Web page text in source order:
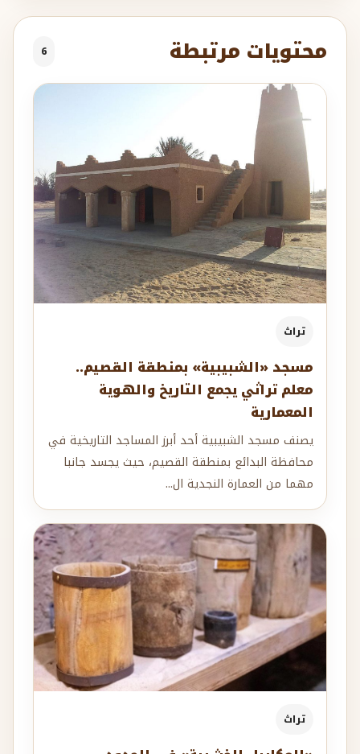
محتويات مرتبطة 6
تراث
مسجد «الشبيبية» بمنطقة القصيم..
معلم تراثي يجمع التاريخ والهوية
المعمارية
يصنف مسجد الشبيبية أحد أبرز المساجد التاريخية في
محافظة البدائع بمنطقة القصيم، حيث يجسد جانبا
مهما من العمارة النجدية ال...
تراث